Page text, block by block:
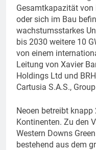
Gesamtkapazität von
oder sich im Bau
wachstumsstarkes
bis 2030 weitere 10
von einem
Leitung von Xavier
Holdings Ltd und
Cartusia S.A.S.,
Neoen betreibt
Kontinenten. Zu den
Western Downs
bestehend aus dem